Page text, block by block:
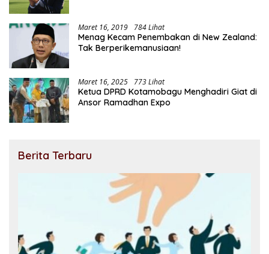
Maret 16, 2019 784 Lihat
Menag Kecam Penembakan di New Zealand:
Tak Berperikemanusiaan!
Maret 16, 2025 773 Lihat
Ketua DPRD Kotamobagu Menghadiri Giat di
Ansor Ramadhan Expo
Berita Terbaru